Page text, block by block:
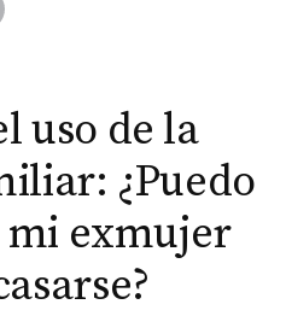
uso de la
¿Puedo
exmujer